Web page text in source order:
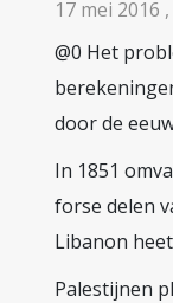
17 mei 2016
@0 Het
door de
In 1851
forse delen
Libanon
Palestijnen